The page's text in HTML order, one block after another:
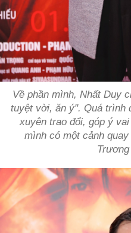
Về phần mình, Nhất Duy
tuyệt vời, ăn ý". Quá trình
xuyên trao đổi, góp ý
mình có một cảnh